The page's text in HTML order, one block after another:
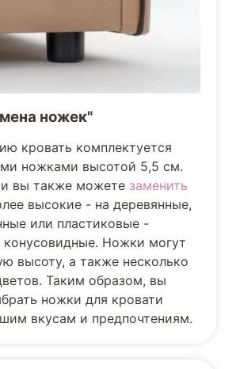
ножек"
кровать комплектуется
ножками высотой 5,5 см.
вы также можете заменить
высокие - на деревянные,
или пластиковые -
Ножки могут
высоту, а также несколько
Таким образом, вы
ножки для кровати
вкусам и предпочтениям.